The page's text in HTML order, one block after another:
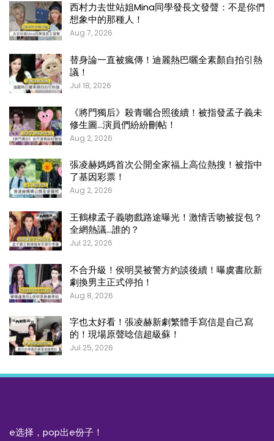
西村力去世站姐Mina同學發長文發聲：不是你們
想象中的那種人！
Aug 7, 2026
替身論一直被瘋傳！迪麗熱巴曬全素顏自拍引熱
議！
Jul 18, 2026
《將門獨后》殺青曬合照後續！被指發孟子義未
修生圖…演員們紛紛刪帖！
Aug 2, 2026
張凌赫媽媽首次公開全家福上高位熱搜！被指中
了基因彩票！
Aug 2, 2026
王鶴棣孟子義吻戲路途曝光！激情舌吻被捉包？
全網熱議…誰的？
Jul 22, 2026
不合升級！侯明昊被警方約談後續！曝虞書欣新
劇換男主正式停拍！
Aug 8, 2026
字也太好看！張凌赫新劇繁體手寫信是自己寫
的！現場原聲唸信超級蘇！
Jul 25, 2026
e选择，pop出e份子！